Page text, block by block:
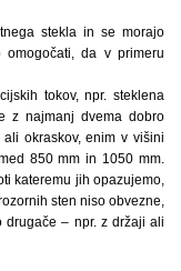
stekla in se morajo
da v primeru
tokov, npr. steklena
z najmanj dvema dobro
okraskov, enim v višini
850 mm in 1050 mm.
kateremu jih opazujemo,
sten niso obvezne,
drugače – npr. z držaji ali